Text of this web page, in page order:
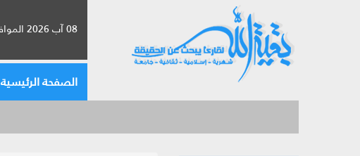
08 آب 2026 الموافق لـ 24 صفر 1448
الصفحة الرئيسية